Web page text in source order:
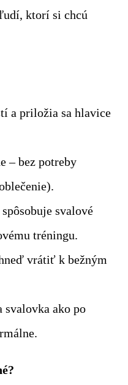
ktorí si chcú
a priložia sa hlavice
– bez potreby
svalové
tréningu.
vrátiť k bežným
ako po